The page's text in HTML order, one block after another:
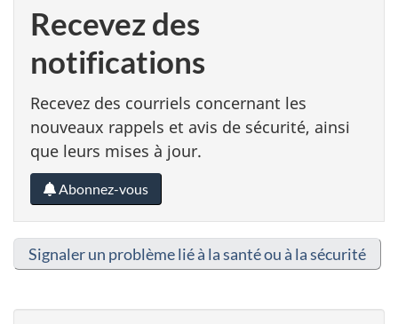
Recevez des
notifications
Recevez des courriels concernant les
nouveaux rappels et avis de sécurité, ainsi
que leurs mises à jour.
Abonnez-vous
Signaler un problème lié à la santé ou à la sécurité